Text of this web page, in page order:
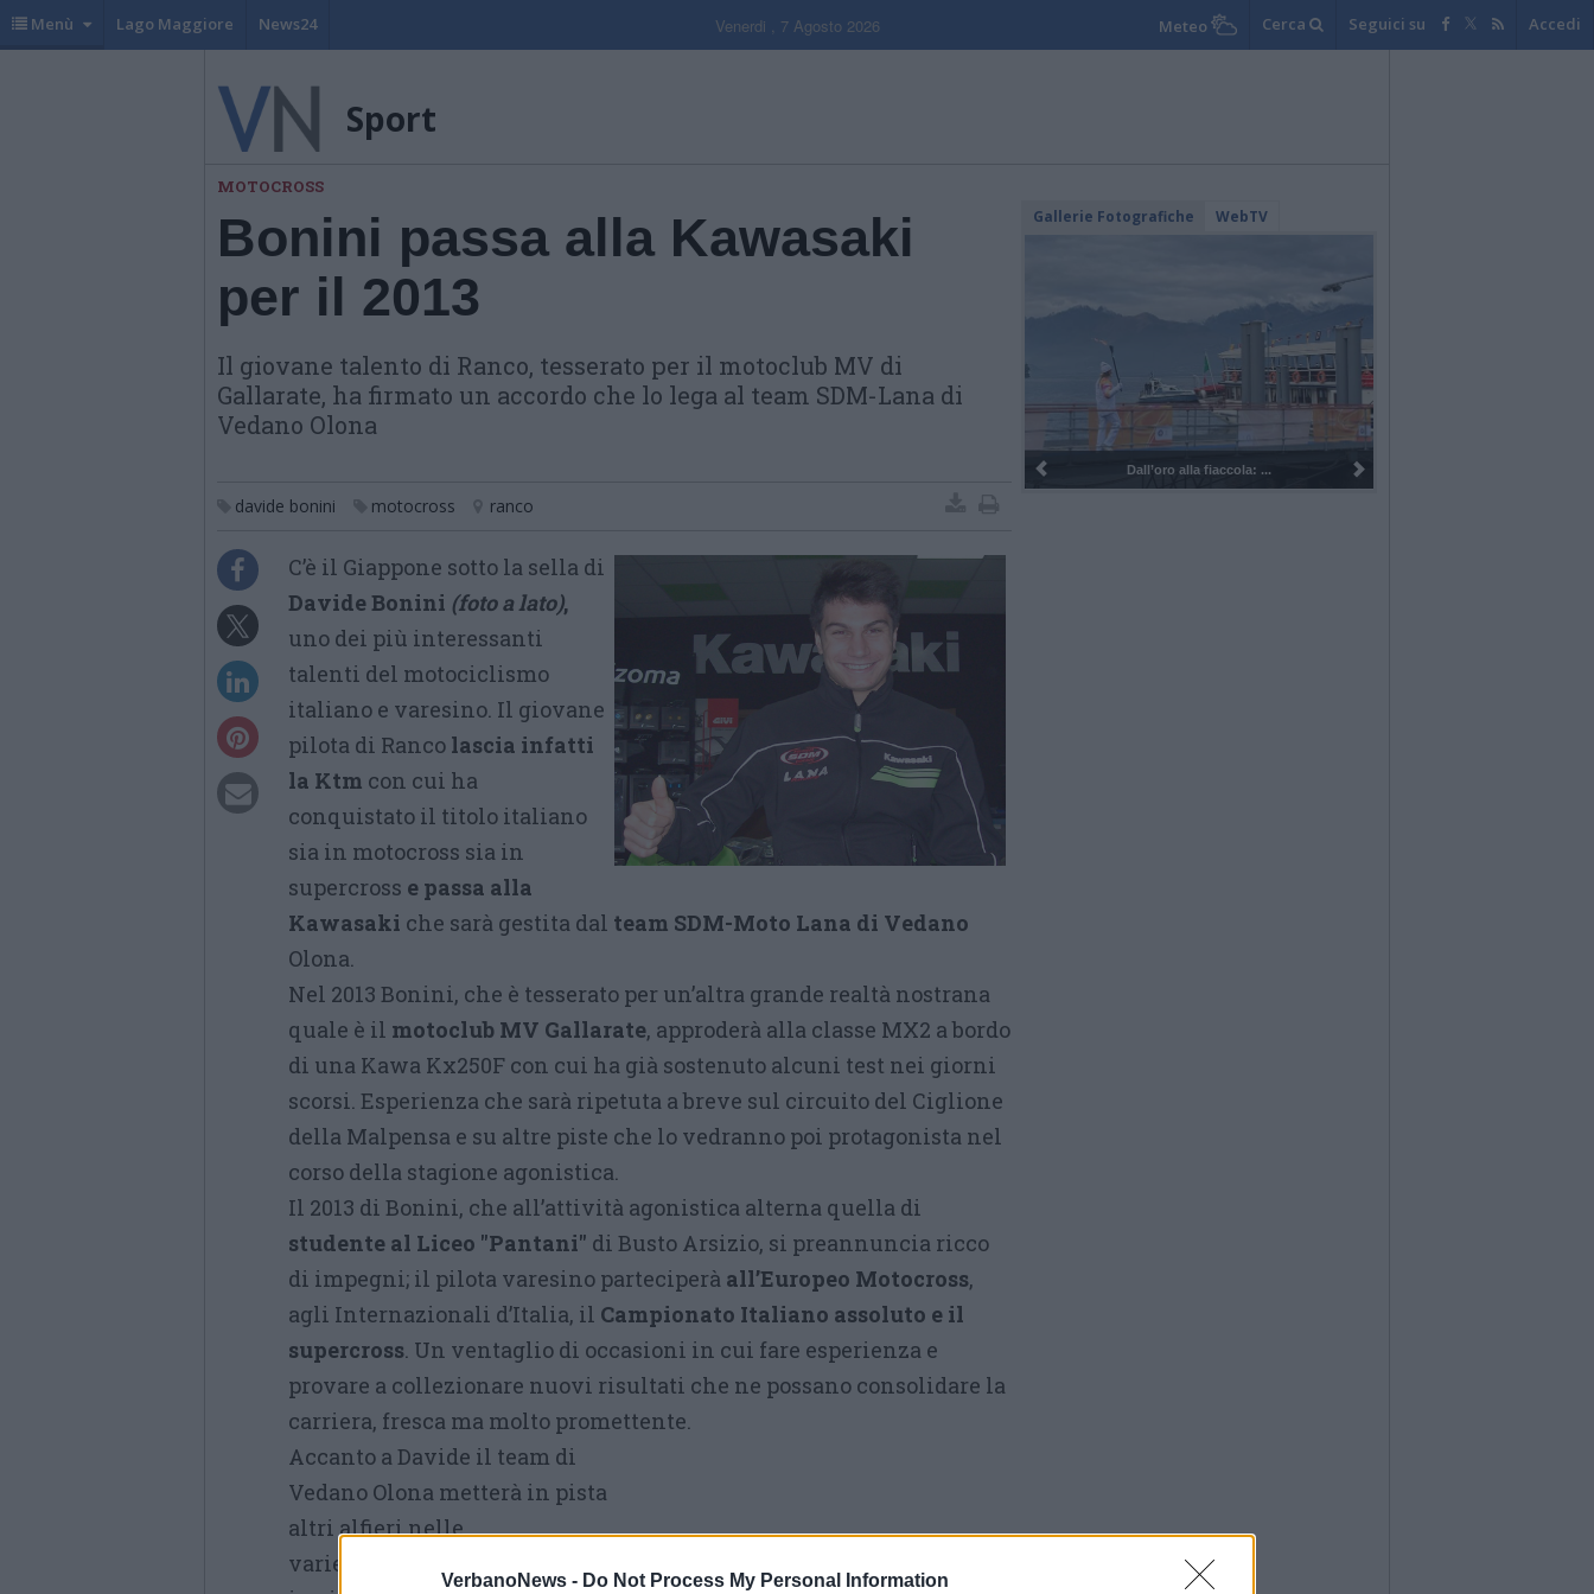
VerbanoNews - Do Not Process My Personal Information
Menù Lago Maggiore News24 Venerdi , 7 Agosto 2026 Meteo Cerca Seguici su Accedi
Sport
MOTOCROSS
Bonini passa alla Kawasaki
per il 2013
Il giovane talento di Ranco, tesserato per il motoclub MV di
Gallarate, ha firmato un accordo che lo lega al team SDM-Lana di
Vedano Olona
davide bonini motocross ranco
C’è il Giappone sotto la sella di
Davide Bonini (foto a lato),
uno dei più interessanti
talenti del motociclismo
italiano e varesino. Il giovane
pilota di Ranco lascia infatti
la Ktm con cui ha
conquistato il titolo italiano
sia in motocross sia in
supercross e passa alla
Kawasaki che sarà gestita dal team SDM-Moto Lana di Vedano
Olona.
Nel 2013 Bonini, che è tesserato per un’altra grande realtà nostrana
quale è il motoclub MV Gallarate, approderà alla classe MX2 a bordo
di una Kawa Kx250F con cui ha già sostenuto alcuni test nei giorni
scorsi. Esperienza che sarà ripetuta a breve sul circuito del Ciglione
della Malpensa e su altre piste che lo vedranno poi protagonista nel
corso della stagione agonistica.
Il 2013 di Bonini, che all’attività agonistica alterna quella di
studente al Liceo "Pantani" di Busto Arsizio, si preannuncia ricco
di impegni; il pilota varesino parteciperà all’Europeo Motocross,
agli Internazionali d’Italia, il Campionato Italiano assoluto e il
supercross. Un ventaglio di occasioni in cui fare esperienza e
provare a collezionare nuovi risultati che ne possano consolidare la
carriera, fresca ma molto promettente.
Accanto a Davide il team di
Vedano Olona metterà in pista
altri alfieri nelle
varie categorie in cui è
Gallerie Fotografiche WebTV
Dall’oro alla fiaccola: ... I 100 anni del Corpo Musicale di